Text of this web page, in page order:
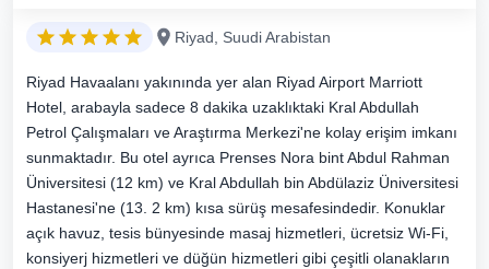
Riyad, Suudi Arabistan
Riyad Havaalanı yakınında yer alan Riyad Airport Marriott
Hotel, arabayla sadece 8 dakika uzaklıktaki Kral Abdullah
Petrol Çalışmaları ve Araştırma Merkezi'ne kolay erişim imkanı
sunmaktadır. Bu otel ayrıca Prenses Nora bint Abdul Rahman
Üniversitesi (12 km) ve Kral Abdullah bin Abdülaziz Üniversitesi
Hastanesi'ne (13. 2 km) kısa sürüş mesafesindedir. Konuklar
açık havuz, tesis bünyesinde masaj hizmetleri, ücretsiz Wi-Fi,
konsiyerj hizmetleri ve düğün hizmetleri gibi çeşitli olanakların